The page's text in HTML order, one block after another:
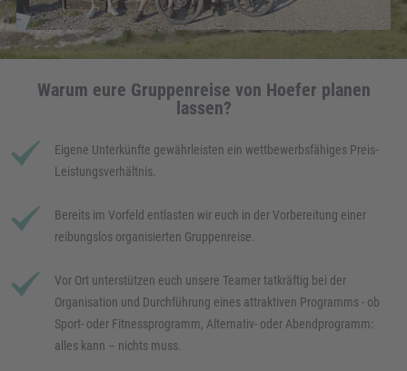
Warum eure Gruppenreise von Hoefer planen
lassen?
Eigene Unterkünfte gewährleisten ein wettbewerbsfähiges Preis-
Leistungsverhältnis.
Bereits im Vorfeld entlasten wir euch in der Vorbereitung einer
reibungslos organisierten Gruppenreise.
Vor Ort unterstützen euch unsere Teamer tatkräftig bei der
Organisation und Durchführung eines attraktiven Programms - ob
Sport- oder Fitnessprogramm, Alternativ- oder Abendprogramm:
alles kann – nichts muss.